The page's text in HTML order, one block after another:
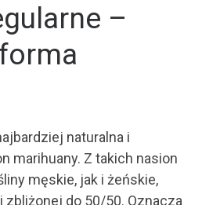
–
naturalna i
marihuany. Z takich nasion
męskie, jak i żeńskie,
do 50/50. Oznacza